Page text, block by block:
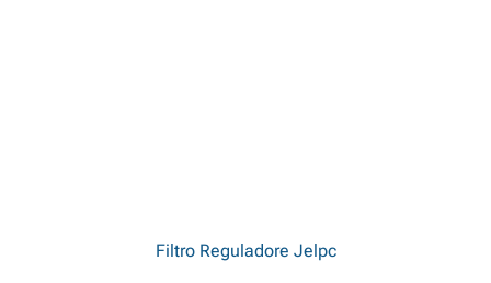
Filtro Reguladore Jelpc